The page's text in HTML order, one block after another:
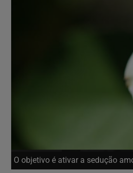
O objetivo é ativar a sedução